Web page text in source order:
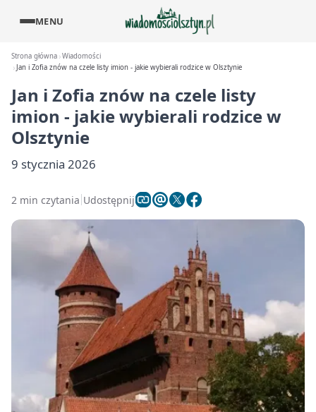
MENU
Strona główna Wiadomości
Jan i Zofia znów na czele listy imion - jakie wybierali rodzice w Olsztynie
Jan i Zofia znów na czele listy
imion - jakie wybierali rodzice w
Olsztynie
9 stycznia 2026
2 min czytania Udostępnij